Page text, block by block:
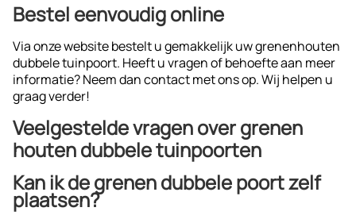
Bestel eenvoudig online
Via onze website bestelt u gemakkelijk uw grenenhouten
dubbele tuinpoort. Heeft u vragen of behoefte aan meer
informatie? Neem dan contactmet ons op. Wij helpen u
graag verder!
Veelgestelde vragen over grenen
houten dubbele tuinpoorten
Kan ik de grenen dubbele poort zelf
plaatsen?